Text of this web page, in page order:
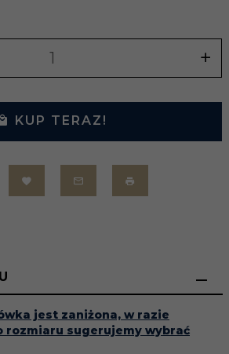
KUP TERAZ!
jest zaniżona, w razie
rozmiaru sugerujemy wybrać